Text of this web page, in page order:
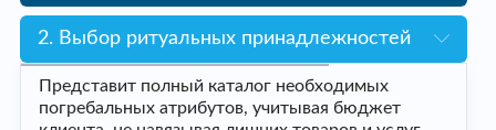
2. Выбор ритуальных принадлежностей
Представит полный каталог необходимых
погребальных атрибутов, учитывая бюджет